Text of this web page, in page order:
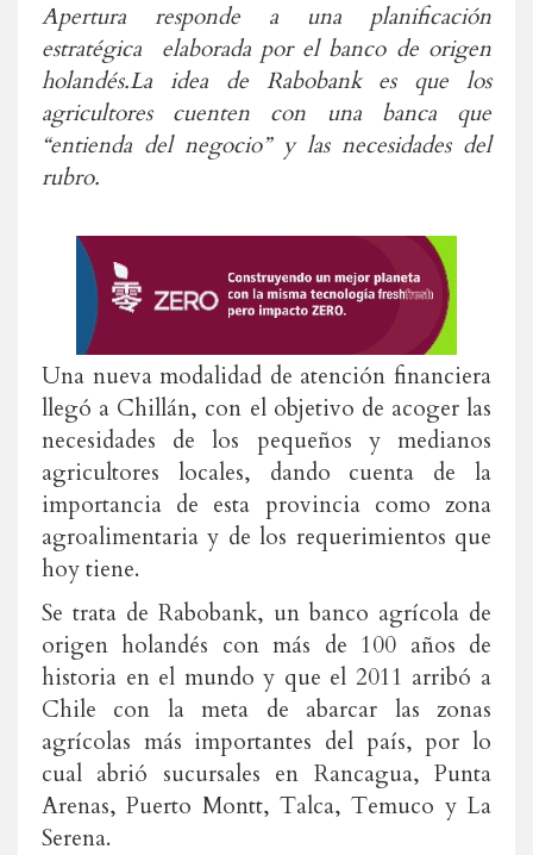
Apertura responde a una planificación
estratégica elaborada por el banco de origen
holandés.La idea de Rabobank es que los
agricultores cuenten con una banca que
“entienda del negocio” y las necesidades del
rubro.
Una nueva modalidad de atención financiera
llegó a Chillán, con el objetivo de acoger las
necesidades de los pequeños y medianos
agricultores locales, dando cuenta de la
importancia de esta provincia como zona
agroalimentaria y de los requerimientos que
hoy tiene.
Se trata de Rabobank, un banco agrícola de
origen holandés con más de 100 años de
historia en el mundo y que el 2011 arribó a
Chile con la meta de abarcar las zonas
agrícolas más importantes del país, por lo
cual abrió sucursales en Rancagua, Punta
Arenas, Puerto Montt, Talca, Temuco y La
Serena.